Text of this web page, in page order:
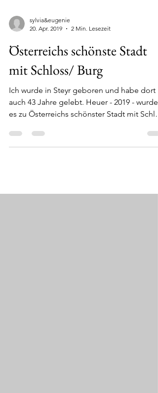
sylvia&eugenie
20. Apr. 2019
2 Min. Lesezeit
Österreichs schönste Stadt
mit Schloss/ Burg
Ich wurde in Steyr geboren und habe dort
es zu Österreichs schönster Stadt mit
oder...